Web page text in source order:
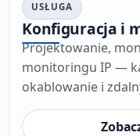
USŁUGA
Konfiguracja i
Projektowanie,
monitoringu IP —
okablowanie i